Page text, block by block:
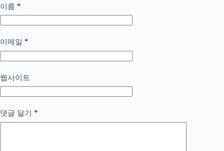
이름 *
이메일 *
웹사이트
댓글 달기 *